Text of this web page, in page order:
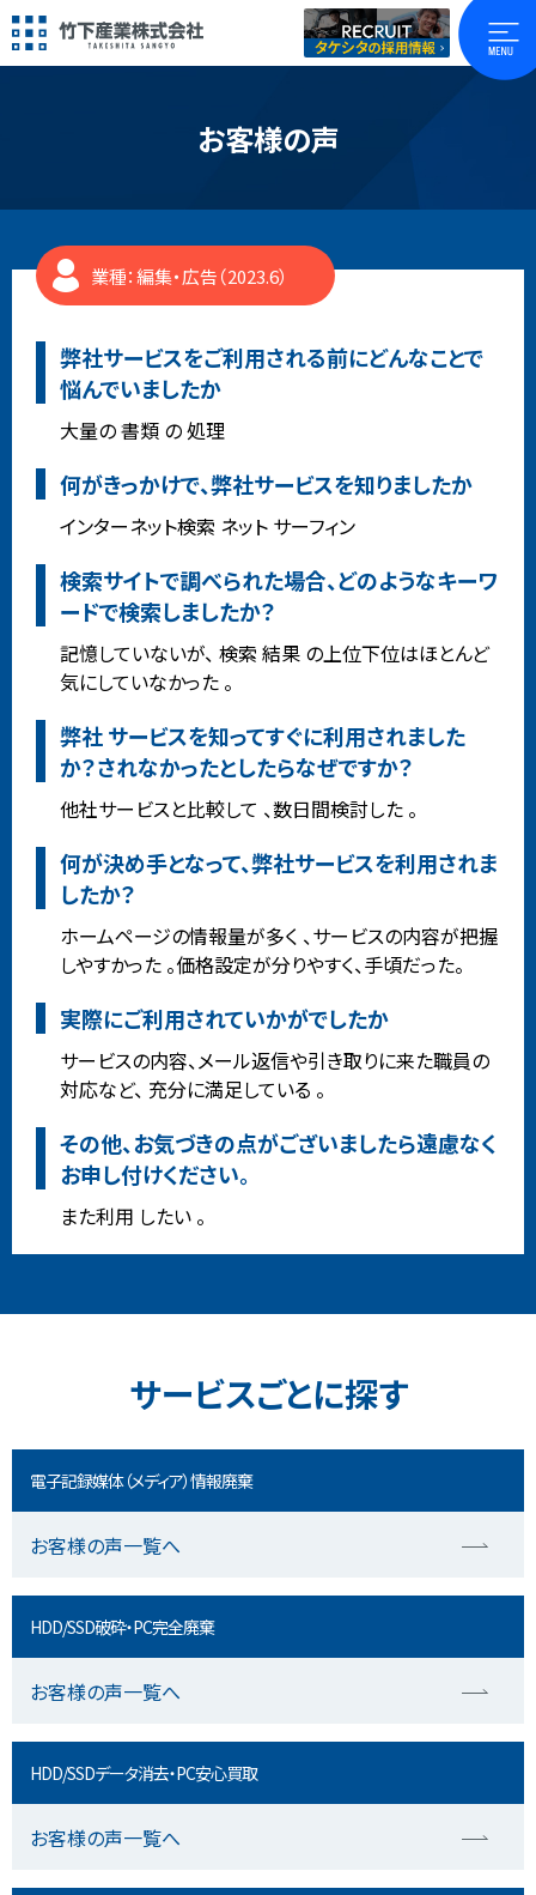
お客様の声
業種：編集・広告（2023.6）
弊社サービスをご利用される前にどんなことで
悩んでいましたか
大量の 書類 の 処理
何がきっかけで、弊社サービスを知りましたか
インターネット検索 ネット サーフィン
検索サイトで調べられた場合、どのようなキーワ
ードで検索しましたか？
記憶していないが、 検索 結果 の上位下位はほとんど
気にしていなかった 。
弊社 サービスを知ってすぐに利用されました
か？されなかったとしたらなぜですか？
他社サービスと比較して 、数日間検討した 。
何が決め手となって、弊社サービスを利用されま
したか？
ホームページの情報量が多く 、サービスの内容が把握
しやすかった 。価格設定が分りやすく、手頃だった。
実際にご利用されていかがでしたか
サービスの内容、メール返信や引き取りに来た職員の
対応など、 充分に満足している 。
その他、お気づきの点がございましたら遠慮なく
お申し付けください。
また利用 したい 。
サービスごとに探す
電子記録媒体（メディア）情報廃棄
お客様の声一覧へ
HDD/SSD破砕・PC完全廃棄
お客様の声一覧へ
HDD/SSDデータ消去・PC安心買取
お客様の声一覧へ